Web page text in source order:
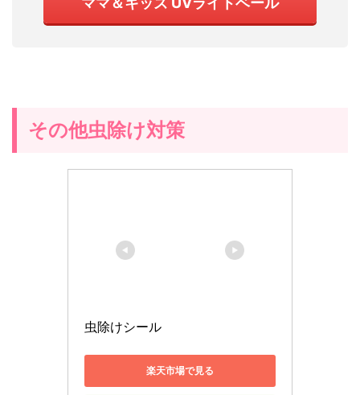
その他虫除け対策
虫除けシール
楽天市場で見る